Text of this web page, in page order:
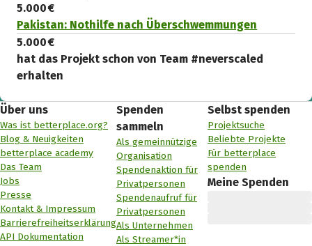
5.000 €
Pakistan: Nothilfe nach Überschwemmungen
5.000 €
hat das Projekt schon von Team #neverscaled
erhalten
Über uns
Was ist betterplace.org?
Blog & Neuigkeiten
betterplace academy
Das Team
Jobs
Presse
Kontakt & Impressum
Barrierefreiheitserklärung
API Dokumentation
Spenden
sammeln
Als gemeinnützige
Organisation
Spendenaktion für
Privatpersonen
Spendenaufruf für
Privatpersonen
Als Unternehmen
Als Streamer*in
Selbst spenden
Projektsuche
Beliebte Projekte
Für betterplace
spenden
Meine Spenden